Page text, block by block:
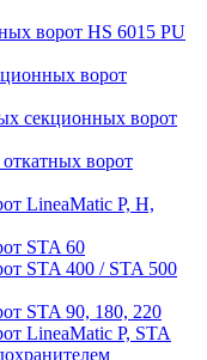
ворот HS 6015 PU
ворот
секционных ворот
ворот
LineaMatic P, H,
STA 60
STA 400 / STA 500
STA 90, 180, 220
LineaMatic P, STA